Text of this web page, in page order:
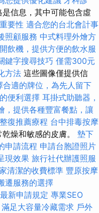
信息，其中可能包含虛
要性 適合您的台北會計事
照顧服務 中式料理外燴方
開飲機，提供方便的飲水服
鍵字搜尋技巧 僅需300元
方法 這些圖像僅提供信
合適的牌位，為先人留下
便利選擇 耳掛式助聽器，
，提供各種豐富餐點，讓
復推薦療程 台中排毒按摩
燥和敏感的皮膚。 墊下
申請流程 申請台胞證照片
現效果 旅行社代辦護照服
清潔的收費標準 豐原按摩
遷服務的選擇
新申請規定 專業SEO
足大容量冷藏需求 戶外